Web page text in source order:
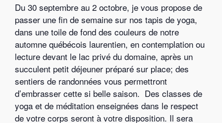
Du 30 septembre au 2 octobre, je vous propose de
passer une fin de semaine sur nos tapis de yoga,
dans une toile de fond des couleurs de notre
automne québécois laurentien, en contemplation ou
lecture devant le lac privé du domaine, après un
succulent petit déjeuner préparé sur place; des
sentiers de randonnées vous permettront
d’embrasser cette si belle saison. Des classes de
yoga et de méditation enseignées dans le respect
de votre corps seront à votre disposition. Il sera